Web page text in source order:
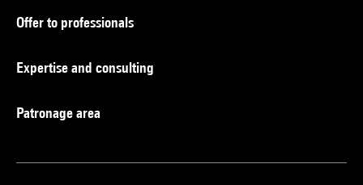
Offer to professionals
Expertise and consulting
Patronage area